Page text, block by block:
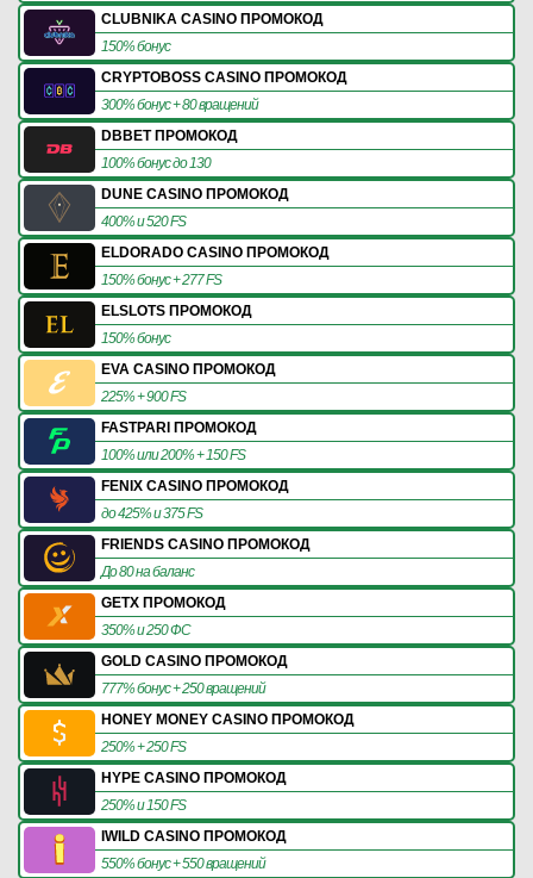
CLUBNIKA CASINO ПРОМОКОД
150% бонус
CRYPTOBOSS CASINO ПРОМОКОД
300% бонус + 80 вращений
DBBET ПРОМОКОД
100% бонус до 130
DUNE CASINO ПРОМОКОД
400% и 520 FS
ELDORADO CASINO ПРОМОКОД
150% бонус + 277 FS
ELSLOTS ПРОМОКОД
150% бонус
EVA CASINO ПРОМОКОД
225% + 900 FS
FASTPARI ПРОМОКОД
100% или 200% + 150 FS
FENIX CASINO ПРОМОКОД
до 425% и 375 FS
FRIENDS CASINO ПРОМОКОД
До 80 на баланс
GETX ПРОМОКОД
350% и 250 ФС
GOLD CASINO ПРОМОКОД
777% бонус + 250 вращений
HONEY MONEY CASINO ПРОМОКОД
250% + 250 FS
HYPE CASINO ПРОМОКОД
250% и 150 FS
IWILD CASINO ПРОМОКОД
550% бонус + 550 вращений